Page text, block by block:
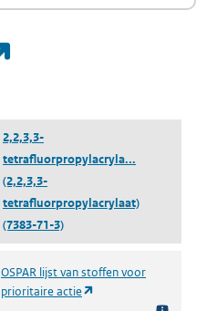
2,2,3,3-
tetrafluorpropylacryla...
(2,2,3,3-
tetrafluorpropylacrylaat)
(7383-71-3)
OSPAR lijst van stoffen voor
prioritaire actie